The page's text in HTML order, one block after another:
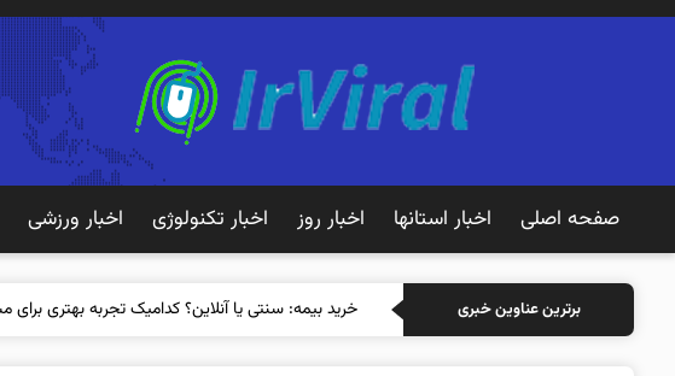
صفحه اصلی اخبار استانها اخبار روز اخبار تکنولوژی اخبار ورزشی
برترین عناوین خبری خرید